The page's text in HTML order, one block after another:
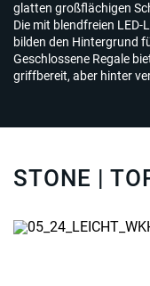
glatten großflächigen
Die mit blendfreien
bilden den Hintergrund
Geschlossene Regale
griffbereit, aber hinter
STONE |